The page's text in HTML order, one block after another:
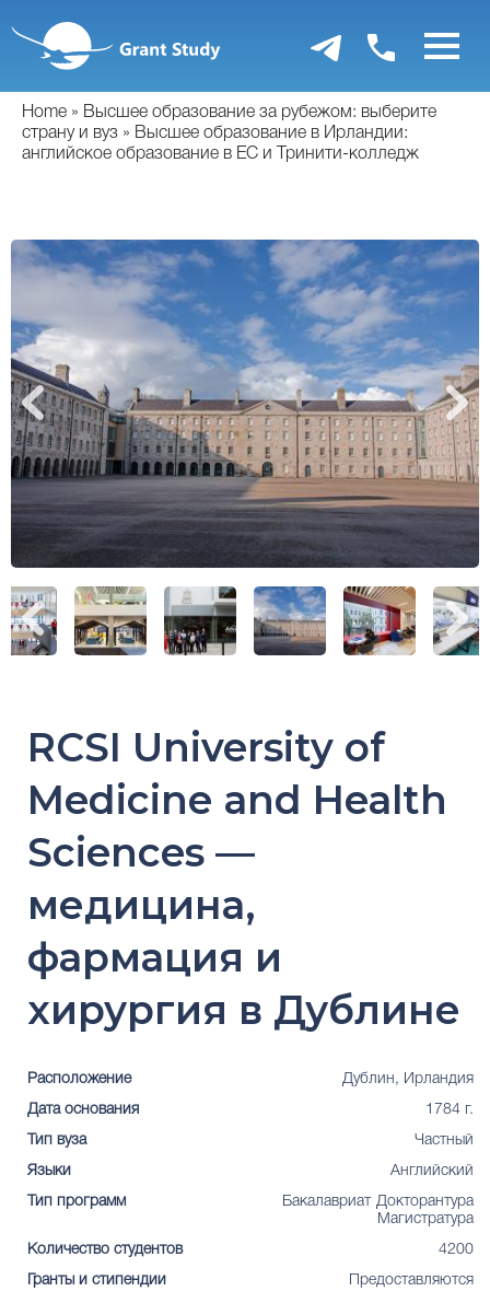
основному
содержанию
Home
Высшее образование за рубежом: выберите
страну и вуз
Высшее образование в Ирландии:
английское образование в ЕС и Тринити-колледж
RCSI University of
Medicine and Health
Sciences —
медицина,
фармация и
хирургия в Дублине
Расположение Дублин, Ирландия
Дата основания 1784 г.
Тип вуза Частный
Языки Английский
Тип программ Бакалавриат Докторантура
Магистратура
Количество студентов 4200
Гранты и стипендии Предоставляются